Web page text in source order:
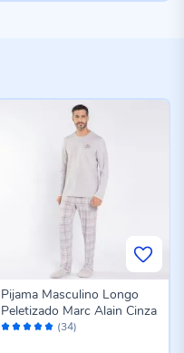
Avaliação: (34)
Pijama Masculino Longo
Peletizado Marc Alain Cinza